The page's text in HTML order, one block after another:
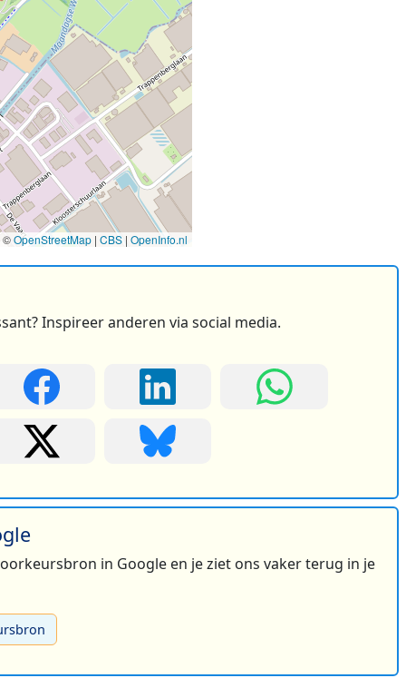
©OpenStreetMap | CBS | OpenInfo.nl
Inspireer anderen via social media.
in Google en je ziet ons vaker terug in je